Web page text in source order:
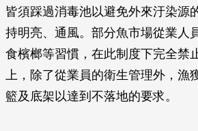
皆須踩過消毒池以避免外來汙染源
持明亮、通風。部分魚市場從業人
食檳榔等習慣，在此制度下完全禁
上，除了從業員的衛生管理外，漁
籃及底架以達到不落地的要求。